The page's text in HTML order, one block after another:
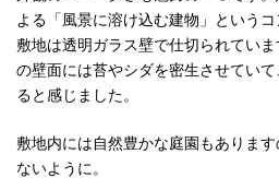
よる「風景に溶け込む建物」という
敷地は透明ガラス壁で仕切られてい
の壁面には苔やシダを密生させてい
ると感じました。
敷地内には自然豊かな庭園もありま
ないように。